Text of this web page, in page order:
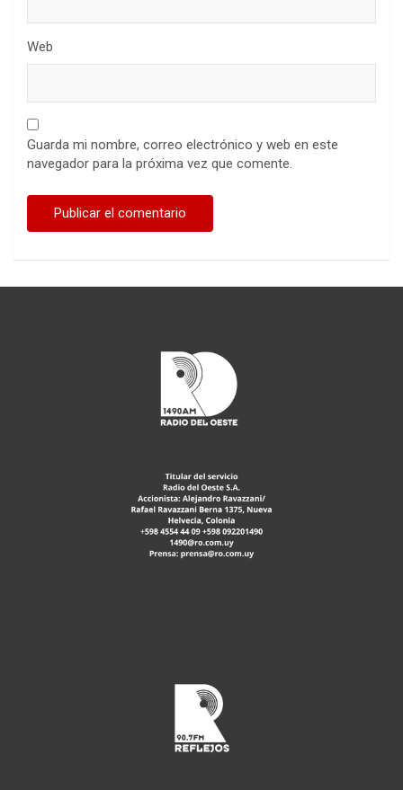
Web
Guarda mi nombre, correo electrónico y web en este
navegador para la próxima vez que comente.